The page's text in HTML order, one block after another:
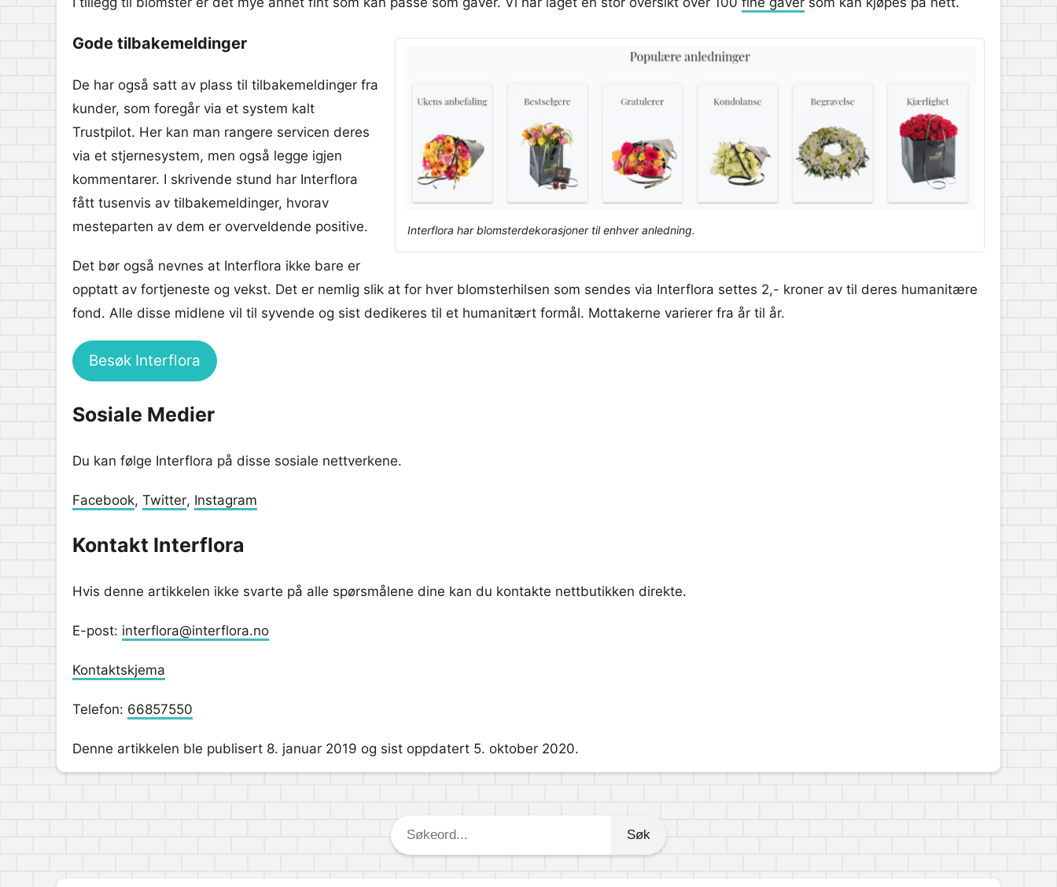
Interflora har blomsterdekorasjoner til enhver anledning.
Gode tilbakemeldinger
De har også satt av plass til tilbakemeldinger fra
kunder, som foregår via et system kalt
Trustpilot. Her kan man rangere servicen deres
via et stjernesystem, men også legge igjen
kommentarer. I skrivende stund har Interflora
fått tusenvis av tilbakemeldinger, hvorav
mesteparten av dem er overveldende positive.
Det bør også nevnes at Interflora ikke bare er
opptatt av fortjeneste og vekst. Det er nemlig slik at for hver blomsterhilsen som sendes via Interflora settes 2,- kroner av til deres humanitære
fond. Alle disse midlene vil til syvende og sist dedikeres til et humanitært formål. Mottakerne varierer fra år til år.
Besøk Interflora
Sosiale Medier
Du kan følge Interflora på disse sosiale nettverkene.
Facebook, Twitter, Instagram
Kontakt Interflora
Hvis denne artikkelen ikke svarte på alle spørsmålene dine kan du kontakte nettbutikken direkte.
E-post: interflora@interflora.no
Kontaktskjema
Telefon: 66857550
Denne artikkelen ble publisert 8. januar 2019 og sist oppdatert 5. oktober 2020.
Søkeord: